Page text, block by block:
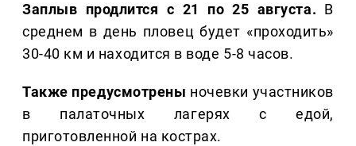
Заплыв продлится с 21 по 25 августа. В
среднем в день пловец будет «проходить»
30-40 км и находится в воде 5-8 часов.
Также предусмотрены ночевки участников
в палаточных лагерях с едой,
приготовленной на кострах.